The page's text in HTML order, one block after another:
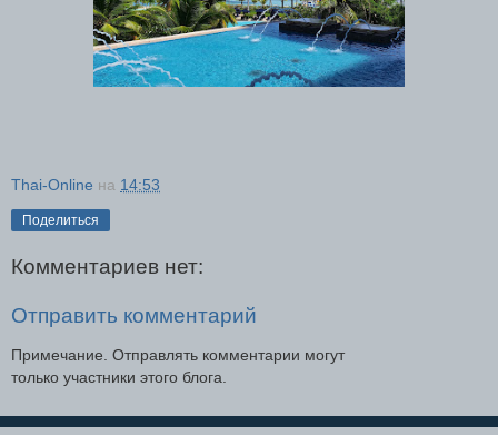
Thai-Online на 14:53
Поделиться
Комментариев нет:
Отправить комментарий
Примечание. Отправлять комментарии могут
только участники этого блога.